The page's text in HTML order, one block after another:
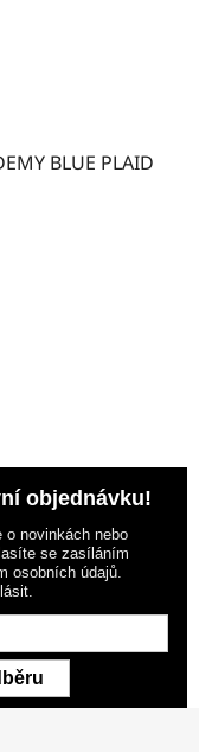
BLUE PLAID
objednávku!
o novinkách nebo
se zasíláním
osobních údajů.